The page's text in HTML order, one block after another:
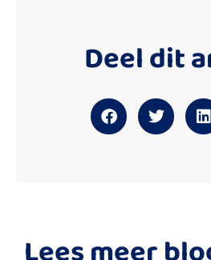
Deel dit
Lees meer